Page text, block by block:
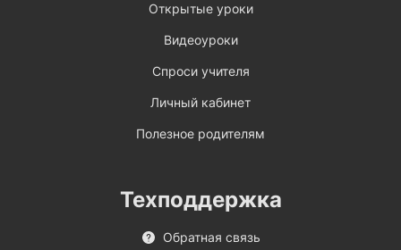
Открытые уроки
Видеоуроки
Спроси учителя
Личный кабинет
Полезное родителям
Техподдержка
Обратная связь